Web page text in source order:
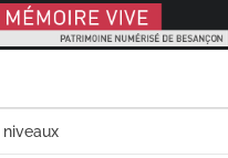
numérisé de Besançon